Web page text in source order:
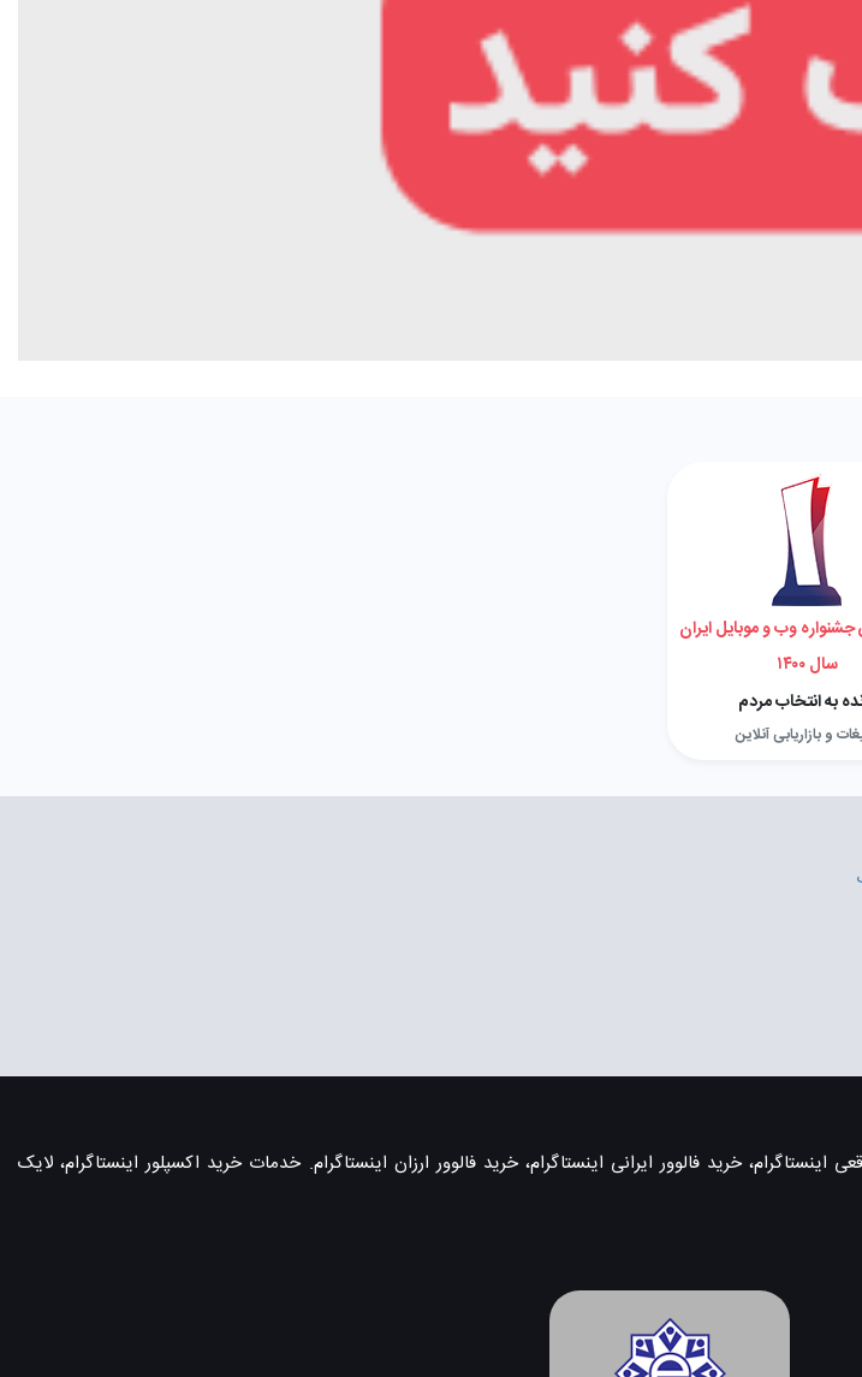
وب و موبایل ایران
سال ۱۴۰۰
به انتخاب مردم
و بازاریابی آنلاین
خرید فالوور ایرانی اینستاگرام، خرید فالوور ارزان اینستاگرام. خدمات خرید اکسپلور اینستاگرام، لایک